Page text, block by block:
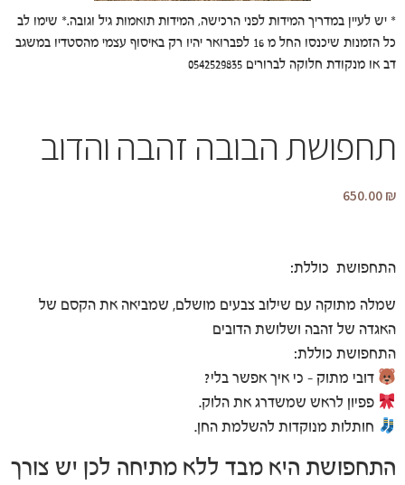
* יש לעיין במדריך המידות לפני הרכישה, המידות תואמות גיל וגובה.* שימו לב
כל הזמנות שיכנסו החל מ 16 לפברואר יהיו רק באיסוף עצמי מהסטדיו במשגב
דב או מנקודת חלוקה לברורים 0542529835
תחפושת הבובה זהבה והדוב
650.00₪
התחפושת כוללת:
שמלה מתוקה עם שילוב צבעים מושלם, שמביאה את הקסם של
האגדה של זהבה ושלושת הדובים
התחפושת כוללת:
דובי מתוק – כי איך אפשר בלי?
פפיון לראש שמשדרג את הלוק.
חותלות מנוקדות להשלמת החן.
התחפושת היא מבד ללא מתיחה לכן יש צורך